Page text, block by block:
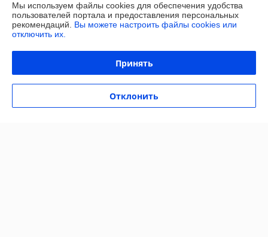
Контакты
Полная версия сайта
Политика обработки cookies
Мы используем файлы cookies для обеспечения удобства
пользователей портала и предоставления персональных
рекомендаций. Вы можете настроить файлы cookies или
отключить их.
Принять
Отклонить